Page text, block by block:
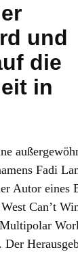
und
die
in
Fadi
Autor eines
Can’t